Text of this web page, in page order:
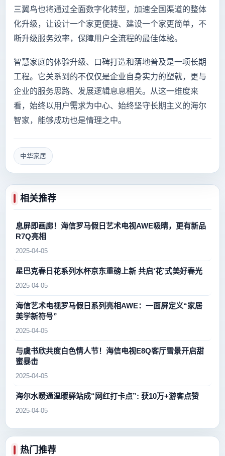
三翼鸟也将通过全面数字化转型，加速全国渠道的整体
化升级，让设计一个家更便捷、建设一个家更简单，不
断升级服务效率，保障用户全流程的最佳体验。
智慧家庭的体验升级、口碑打造和落地普及是一项长期
工程。它关系到的不仅仅是企业自身实力的塑就，更与
企业的服务思路、发展逻辑息息相关。从这一维度来
看，始终以用户需求为中心、始终坚守长期主义的海尔
智家，能够成功也是情理之中。
中华家居
相关推荐
息屏即画廊！海信罗马假日艺术电视AWE吸睛，更有新品
R7Q亮相
2025-04-05
星巴克春日花系列水杯京东重磅上新 共启‘花’式美好春光
2025-04-05
海信艺术电视罗马假日系列亮相AWE：一面屏定义“家居
美学新符号”
2025-04-05
与虞书欣共度白色情人节！海信电视E8Q客厅雪景开启甜
蜜暴击
2025-04-05
海尔水暖通温暖驿站成“网红打卡点”: 获10万+游客点赞
2025-04-05
热门推荐